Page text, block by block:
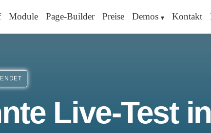
Module Page-Builder Preise Demos Kontakt
Live-Test in